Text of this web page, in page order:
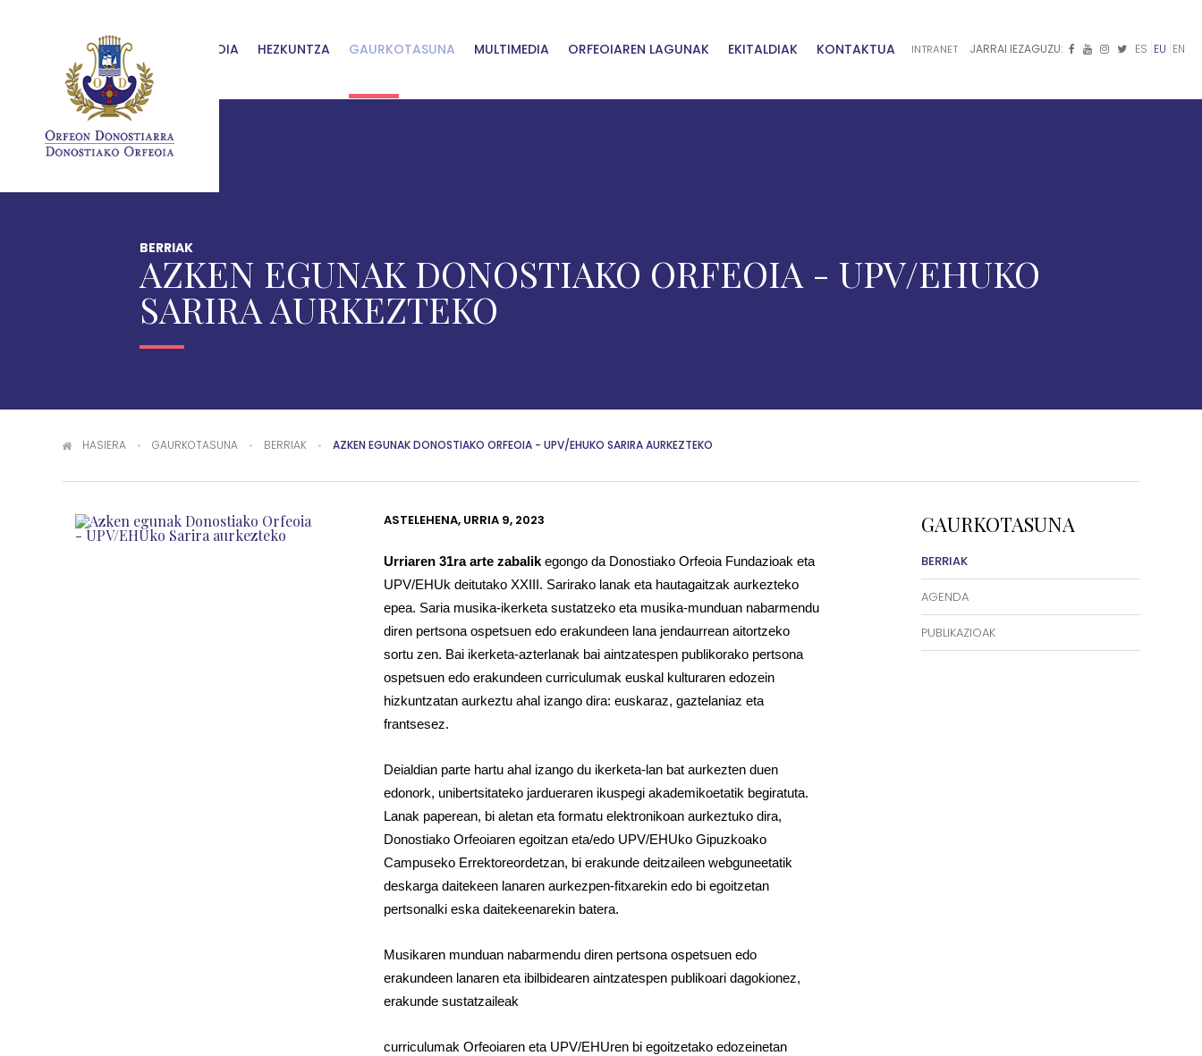
ORFEOIA HEZKUNTZA GAURKOTASUNA MULTIMEDIA ORFEOIAREN LAGUNAK EKITALDIAK KONTAKTUA INTRANET JARRAI IEZAGUZU:   ES EU EN
BERRIAK
AZKEN EGUNAK DONOSTIAKO ORFEOIA - UPV/EHUKO
SARIRA AURKEZTEKO
HASIERA GAURKOTASUNA BERRIAK AZKEN EGUNAK DONOSTIAKO ORFEOIA - UPV/EHUKO SARIRA AURKEZTEKO
ASTELEHENA, URRIA 9, 2023
Urriaren 31ra arte zabalikegongo da Donostiako Orfeoia Fundazioak eta
UPV/EHUk deitutako XXIII. Sarirako lanak eta hautagaitzak aurkezteko
epea. Saria musika-ikerketa sustatzeko eta musika-munduan nabarmendu
diren pertsona ospetsuen edo erakundeen lana jendaurrean aitortzeko
sortu zen. Bai ikerketa-azterlanak bai aintzatespen publikorako pertsona
ospetsuen edo erakundeen curriculumak euskal kulturaren edozein
hizkuntzatan aurkeztu ahal izango dira: euskaraz, gaztelaniaz eta
frantsesez.
Deialdian parte hartu ahal izango du ikerketa-lan bat aurkezten duen
edonork, unibertsitateko jardueraren ikuspegi akademikoetatik begiratuta.
Lanak paperean, bi aletan eta formatu elektronikoan aurkeztuko dira,
Donostiako Orfeoiaren egoitzan eta/edo UPV/EHUko Gipuzkoako
Campuseko Errektoreordetzan, bi erakunde deitzaileen webguneetatik
deskarga daitekeen lanaren aurkezpen-fitxarekin edo bi egoitzetan
pertsonalki eska daitekeenarekin batera.
Musikaren munduan nabarmendu diren pertsona ospetsuen edo
erakundeen lanaren eta ibilbidearen aintzatespen publikoari dagokionez,
erakunde sustatzaileak
curriculumak Orfeoiaren eta UPV/EHUren bi egoitzetako edozeinetan
GAURKOTASUNA
BERRIAK
AGENDA
PUBLIKAZIOAK